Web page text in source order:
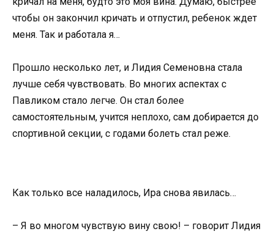
чтобы он закончил кричать и отпустил, ребенок ждет
меня. Так и работала я…
Прошло несколько лет, и Лидия Семеновна стала
лучше себя чувствовать. Во многих аспектах с
Павликом стало легче. Он стал более
самостоятельным, учится неплохо, сам добирается до
спортивной секции, с годами болеть стал реже.
Как только все наладилось, Ира снова явилась…
– Я во многом чувствую вину свою! – говорит Лидия